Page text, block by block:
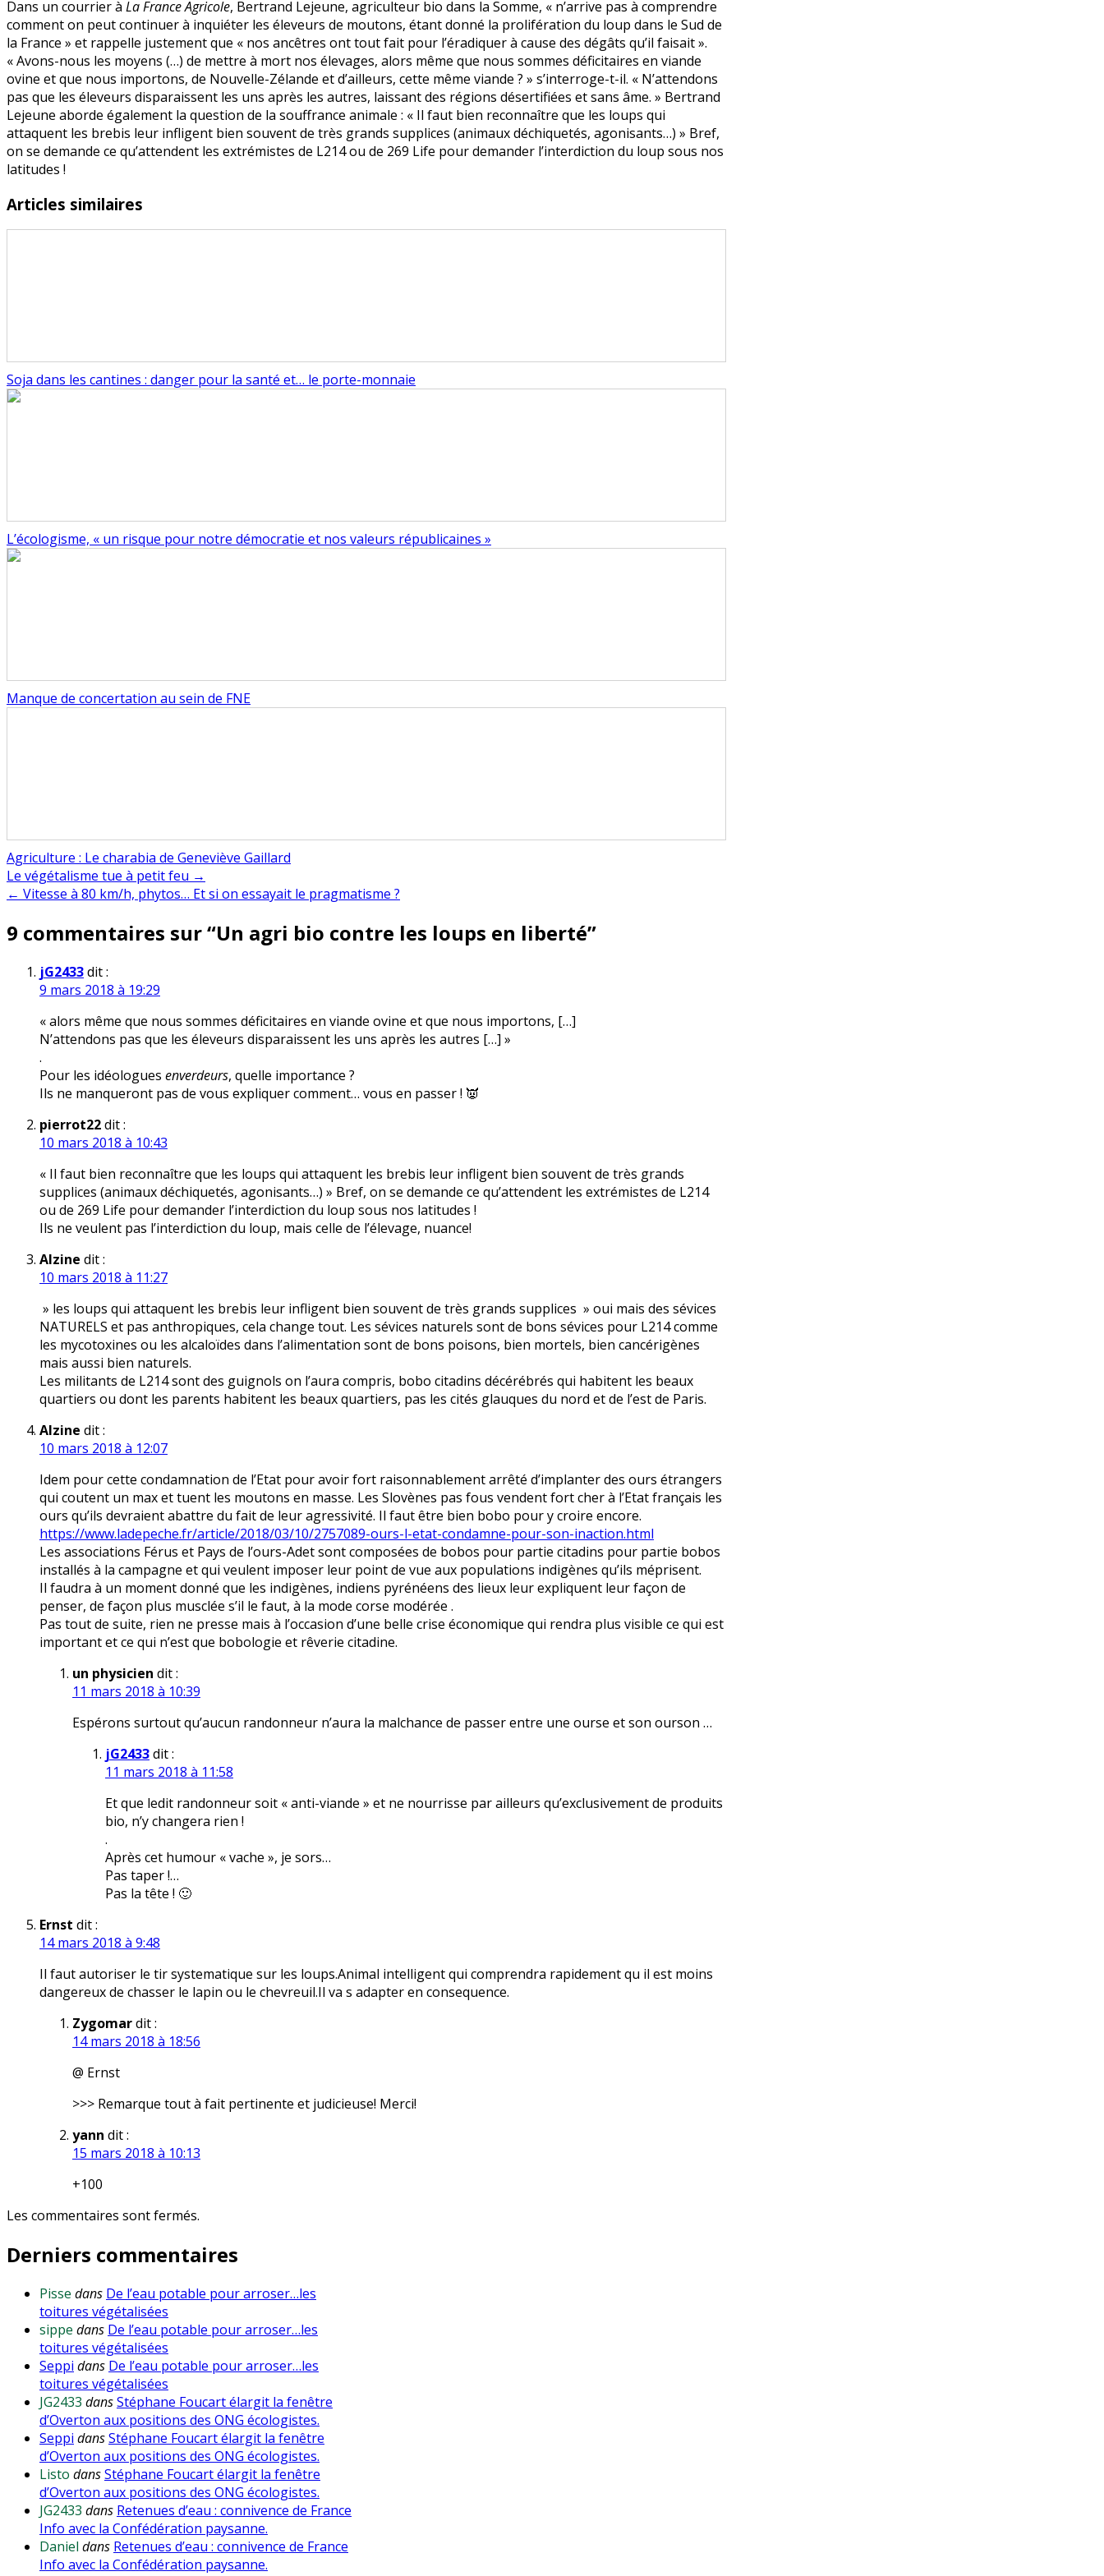
bio
contre
les
loups
en
liberté
Dans un courrier à La France Agricole, Bertrand Lejeune, agriculteur bio dans la Somme, « n’arrive pas à comprendre
comment on peut continuer à inquiéter les éleveurs de moutons, étant donné la prolifération du loup dans le Sud de
la France » et rappelle justement que « nos ancêtres ont tout fait pour l’éradiquer à cause des dégâts qu’il faisait ».
« Avons-nous les moyens (…) de mettre à mort nos élevages, alors même que nous sommes déficitaires en viande
ovine et que nous importons, de Nouvelle-Zélande et d’ailleurs, cette même viande ? » s’interroge-t-il. « N’attendons
pas que les éleveurs disparaissent les uns après les autres, laissant des régions désertifiées et sans âme. » Bertrand
Lejeune aborde également la question de la souffrance animale : « Il faut bien reconnaître que les loups qui
attaquent les brebis leur infligent bien souvent de très grands supplices (animaux déchiquetés, agonisants…) » Bref,
on se demande ce qu’attendent les extrémistes de L214 ou de 269 Life pour demander l’interdiction du loup sous nos
latitudes !
Articles similaires
Soja dans les cantines : danger pour la santé et… le porte-monnaie
L’écologisme, « un risque pour notre démocratie et nos valeurs républicaines »
Manque de concertation au sein de FNE
Agriculture : Le charabia de Geneviève Gaillard
Navigation
de
l’article
Le végétalisme tue à petit feu →
← Vitesse à 80 km/h, phytos… Et si on essayait le pragmatisme ?
9 commentaires sur “Un agri bio contre les loups en liberté”
jG2433dit :
9 mars 2018 à 19:29
« alors même que nous sommes déficitaires en viande ovine et que nous importons, […]
N’attendons pas que les éleveurs disparaissent les uns après les autres […] »
.
Pour les idéologues enverdeurs, quelle importance ?
Ils ne manqueront pas de vous expliquer comment… vous en passer ! 👿
pierrot22dit :
10 mars 2018 à 10:43
« Il faut bien reconnaître que les loups qui attaquent les brebis leur infligent bien souvent de très grands
supplices (animaux déchiquetés, agonisants…) » Bref, on se demande ce qu’attendent les extrémistes de L214
ou de 269 Life pour demander l’interdiction du loup sous nos latitudes !
Ils ne veulent pas l’interdiction du loup, mais celle de l’élevage, nuance!
Alzine dit :
10 mars 2018 à 11:27
» les loups qui attaquent les brebis leur infligent bien souvent de très grands supplices » oui mais des sévices
NATURELS et pas anthropiques, cela change tout. Les sévices naturels sont de bons sévices pour L214 comme
les mycotoxines ou les alcaloïdes dans l’alimentation sont de bons poisons, bien mortels, bien cancérigènes
mais aussi bien naturels.
Les militants de L214 sont des guignols on l’aura compris, bobo citadins décérébrés qui habitent les beaux
quartiers ou dont les parents habitent les beaux quartiers, pas les cités glauques du nord et de l’est de Paris.
Alzine dit :
10 mars 2018 à 12:07
Idem pour cette condamnation de l’Etat pour avoir fort raisonnablement arrêté d’implanter des ours étrangers
qui coutent un max et tuent les moutons en masse. Les Slovènes pas fous vendent fort cher à l’Etat français les
ours qu’ils devraient abattre du fait de leur agressivité. Il faut être bien bobo pour y croire encore.
https://www.ladepeche.fr/article/2018/03/10/2757089-ours-l-etat-condamne-pour-son-inaction.html
Les associations Férus et Pays de l’ours-Adet sont composées de bobos pour partie citadins pour partie bobos
installés à la campagne et qui veulent imposer leur point de vue aux populations indigènes qu’ils méprisent.
Il faudra à un moment donné que les indigènes, indiens pyrénéens des lieux leur expliquent leur façon de
penser, de façon plus musclée s’il le faut, à la mode corse modérée .
Pas tout de suite, rien ne presse mais à l’occasion d’une belle crise économique qui rendra plus visible ce qui est
important et ce qui n’est que bobologie et rêverie citadine.
un physicien dit :
11 mars 2018 à 10:39
Espérons surtout qu’aucun randonneur n’aura la malchance de passer entre une ourse et son ourson …
jG2433dit :
11 mars 2018 à 11:58
Et que ledit randonneur soit « anti-viande » et ne nourrisse par ailleurs qu’exclusivement de produits
bio, n’y changera rien !
.
Après cet humour « vache », je sors…
Pas taper !…
Pas la tête ! 🙂
Ernst dit :
14 mars 2018 à 9:48
Il faut autoriser le tir systematique sur les loups.Animal intelligent qui comprendra rapidement qu il est moins
dangereux de chasser le lapin ou le chevreuil.Il va s adapter en consequence.
Zygomardit :
14 mars 2018 à 18:56
@ Ernst
>>> Remarque tout à fait pertinente et judicieuse! Merci!
yann dit :
15 mars 2018 à 10:13
+100
Les commentaires sont fermés.
Derniers commentaires
Pisse dans De l’eau potable pour arroser…les
toitures végétalisées
sippe dans De l’eau potable pour arroser…les
toitures végétalisées
Seppi dans De l’eau potable pour arroser…les
toitures végétalisées
JG2433 dansStéphane Foucart élargit la fenêtre
d’Overton aux positions des ONG écologistes.
Seppi dansStéphane Foucart élargit la fenêtre
d’Overton aux positions des ONG écologistes.
Listo dansStéphane Foucart élargit la fenêtre
d’Overton aux positions des ONG écologistes.
JG2433 dans Retenues d’eau : connivence de France
Info avec la Confédération paysanne.
Daniel dans Retenues d’eau : connivence de France
Info avec la Confédération paysanne.